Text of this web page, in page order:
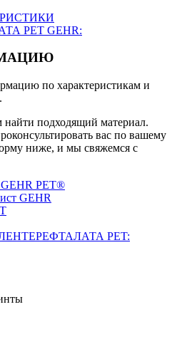
PET GEHR:
по характеристикам и
подходящий материал.
вас по вашему
ниже, и мы свяжемся с
PET®
GEHR
PET: